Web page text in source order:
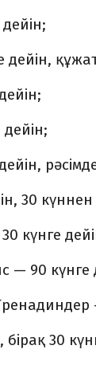
30 күннен
күнге
— 90 күнге
30